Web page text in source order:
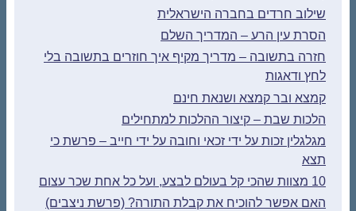
שילוב חרדים בחברה הישראלית
הסרת עין הרע – המדריך השלם
חזרה בתשובה – מדריך מקיף איך חוזרים בתשובה בלי
לחץ ודאגות
קמצא ובר קמצא ושנאת חינם
הלכות שבת – קיצור ההלכות למתחילים
מגלגלין זכות על ידי זכאי וחובה על ידי חייב – פרשת כי
תצא
10 מצוות שהכי קל בעולם לבצע, ועל כל אחת שכר עצום
האם אפשר להוכיח את קבלת התורה? (פרשת ניצבים)